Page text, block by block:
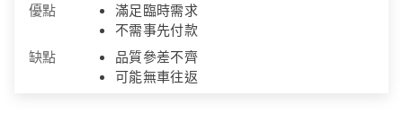
優點
滿足臨時需求
不需事先付款
缺點
品質參差不齊
可能無車往返